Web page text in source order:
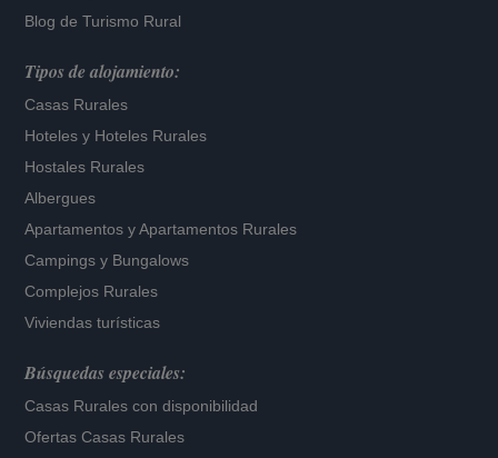
Blog de Turismo Rural
Tipos de alojamiento:
Casas Rurales
Hoteles y Hoteles Rurales
Hostales Rurales
Albergues
Apartamentos yApartamentos Rurales
Campings y Bungalows
Complejos Rurales
Viviendas turísticas
Búsquedas especiales:
Casas Rurales con disponibilidad
Ofertas Casas Rurales